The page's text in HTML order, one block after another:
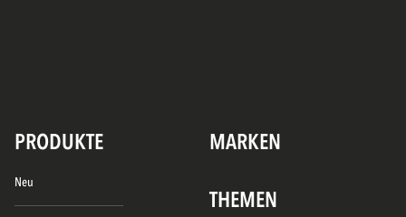
PRODUKTE MARKEN
Neu
THEMEN